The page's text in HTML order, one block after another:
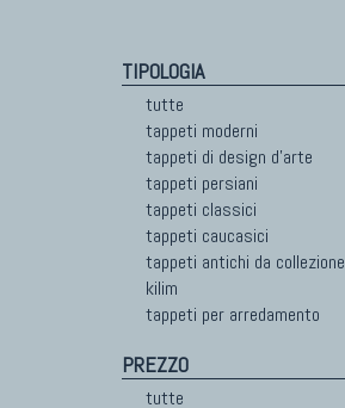
TIPOLOGIA
tutte
tappeti moderni
tappeti di design d'arte
tappeti persiani
tappeti classici
tappeti caucasici
tappeti antichi da collezione
kilim
tappeti per arredamento
PREZZO
tutte